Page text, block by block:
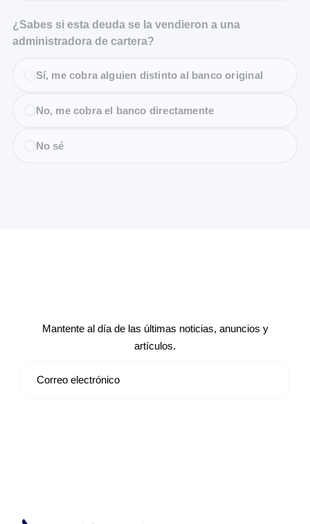
¿Sabes si esta deuda se la vendieron a una
administradora de cartera?
Sí, me cobra alguien distinto al banco original
No, me cobra el banco directamente
No sé
Mantente al día de las últimas noticias, anuncios y
artículos.